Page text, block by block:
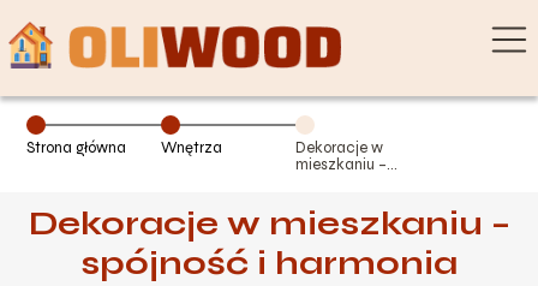
Strona główna Wnętrza
Dekoracje w
mieszkaniu –
Dekoracje w mieszkaniu –
spójność i harmonia